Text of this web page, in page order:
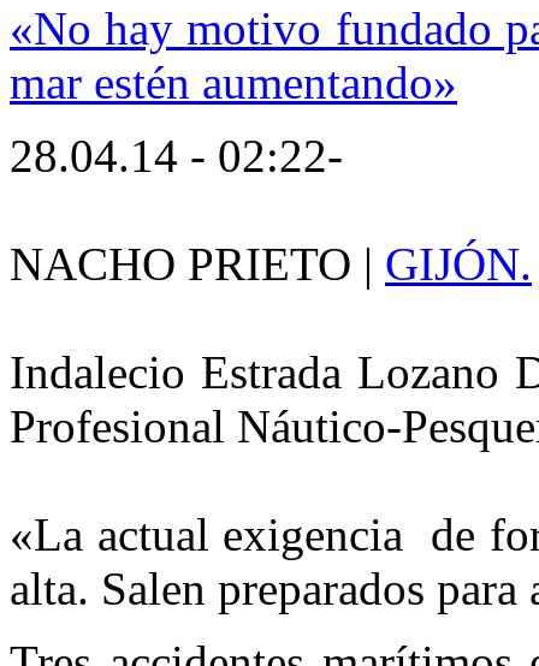
«No hay motivo fundado
mar estén aumentando»
28.04.14 - 02:22-
NACHO PRIETO | GIJÓN.
Indalecio Estrada Lozano
Profesional Náutico-
«La actual exigencia de
alta. Salen preparados